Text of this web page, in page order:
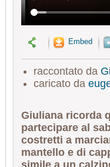
Embed
raccontato da
caricato da
Giuliana ricorda
partecipare al
costretti a
mantello e di
simile a un